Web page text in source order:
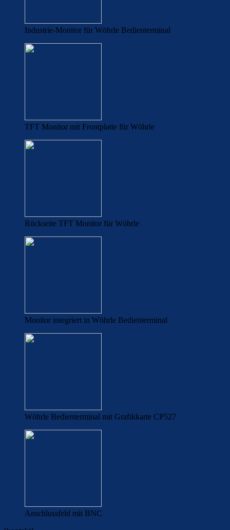
Industrie-Monitor für Wöhrle Bedienterminal
TFT Monitor mit Frontplatte für Wöhrle
Rückseite TFT Monitor für Wöhrle
Monitor integriert in Wöhrle Bedienterminal
Wöhrle Bedienterminal mit Grafikkarte CP527
Anschlussfeld mit BNC